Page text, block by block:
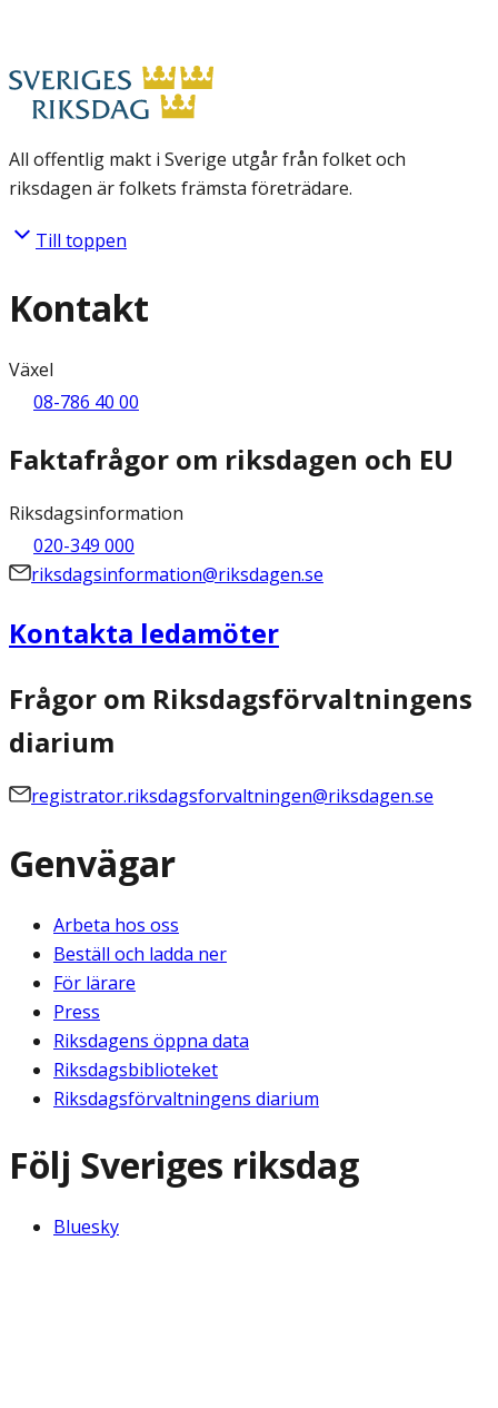
All offentlig makt i Sverige utgår från folket och
riksdagen är folkets främsta företrädare.
Till toppen
Kontakt
Växel
08-786 40 00
Faktafrågor om riksdagen och EU
Riksdagsinformation
020-349 000
riksdagsinformation@riksdagen.se
Kontakta ledamöter
Frågor om Riksdagsförvaltningens
diarium
registrator.riksdagsforvaltningen@riksdagen.se
Genvägar
Arbeta hos oss
Beställ och ladda ner
För lärare
Press
Riksdagens öppna data
Riksdagsbiblioteket
Riksdagsförvaltningens diarium
Följ Sveriges riksdag
Bluesky